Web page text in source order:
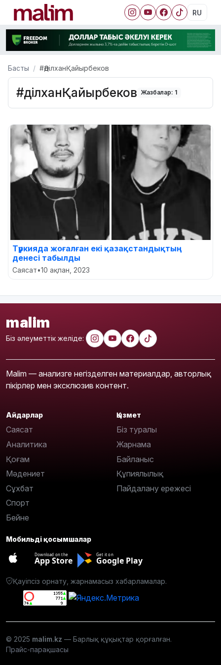
RU
Басты #ӘділханҚайырбеков
#ӘділханҚайырбеков Жазбалар: 1
Түркияда жоғалған екі қазақстандықтың
денесі табылды
Саясат•10 ақпан, 2023
malim
Біз әлеуметтік желіде:
Malim — анализге негізделген материалдар, авторлық
пікірлер мен эксклюзив контент.
Айдарлар
Саясат
Аналитика
Қоғам
Мәдениет
Сұхбат
Спорт
Бейне
Қызмет
Біз туралы
Жарнама
Байланыс
Құпиялылық
Пайдалану ережесі
Мобильді қосымшалар
Download on the
App Store
Get it on
Google Play
Қауіпсіз орнату, жарнамасыз хабарламалар.
© 2025 malim.kz — Барлық құқықтар қорғалған.
Прайс-парақшасы